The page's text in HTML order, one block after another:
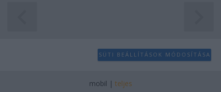
SÜTI BEÁLLÍTÁSOK MÓDOSÍTÁSA
mobil | teljes